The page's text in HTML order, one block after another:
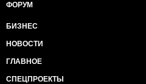
ФОРУМ
БИЗНЕС
НОВОСТИ
ГЛАВНОЕ
СПЕЦПРОЕКТЫ